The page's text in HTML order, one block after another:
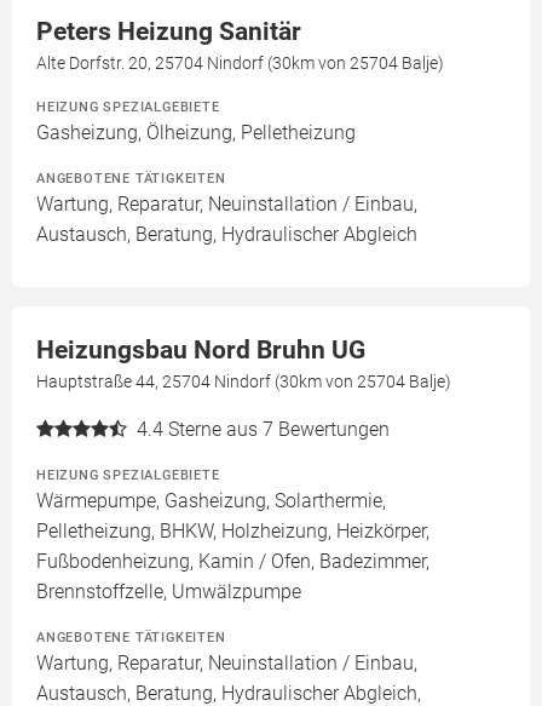
Peters Heizung Sanitär
Alte Dorfstr. 20, 25704 Nindorf (30km von 25704 Balje)
HEIZUNG SPEZIALGEBIETE
Gasheizung, Ölheizung, Pelletheizung
ANGEBOTENE TÄTIGKEITEN
Wartung, Reparatur, Neuinstallation / Einbau,
Austausch, Beratung, Hydraulischer Abgleich
Heizungsbau Nord Bruhn UG
Hauptstraße 44, 25704 Nindorf (30km von 25704 Balje)
4.4 Sterne aus 7 Bewertungen
HEIZUNG SPEZIALGEBIETE
Wärmepumpe, Gasheizung, Solarthermie,
Pelletheizung, BHKW, Holzheizung, Heizkörper,
Fußbodenheizung, Kamin / Ofen, Badezimmer,
Brennstoffzelle, Umwälzpumpe
ANGEBOTENE TÄTIGKEITEN
Wartung, Reparatur, Neuinstallation / Einbau,
Austausch, Beratung, Hydraulischer Abgleich,